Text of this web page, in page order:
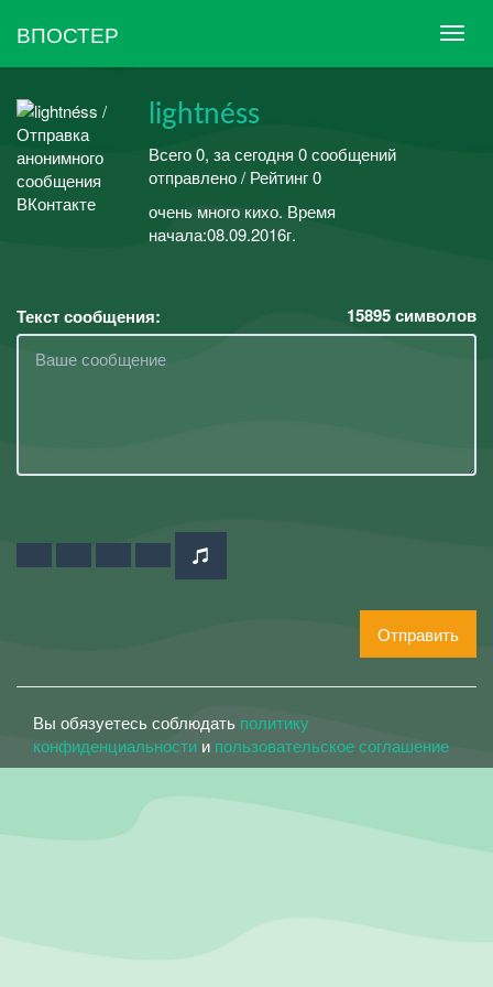
ВПОСТЕР
lightnéss
Всего 0, за сегодня 0 сообщений
отправлено / Рейтинг 0
очень много кихо. Время
начала:08.09.2016г.
Текст сообщения: 15895символов
Отправить
Вы обязуетесь соблюдать политику
конфиденциальности и пользовательское соглашение